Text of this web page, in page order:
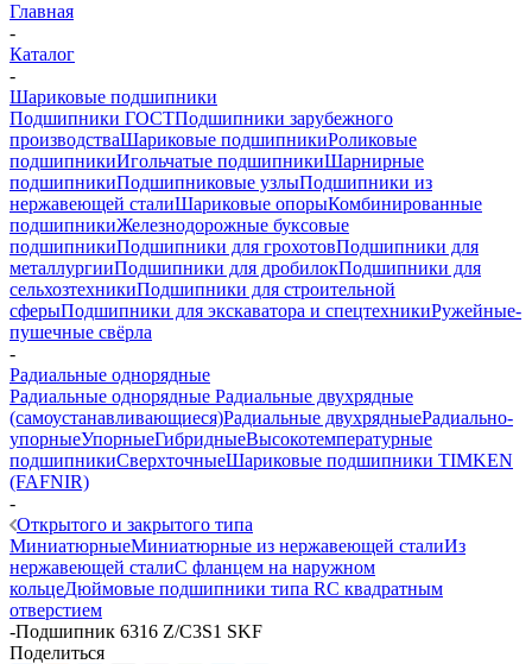
Главная
-
Каталог
-
Шариковые подшипники
Подшипники ГОСТПодшипники зарубежного
производстваШариковые подшипникиРоликовые
подшипникиИгольчатые подшипникиШарнирные
подшипникиПодшипниковые узлыПодшипники из
нержавеющей сталиШариковые опорыКомбинированные
подшипникиЖелезнодорожные буксовые
подшипникиПодшипники для грохотовПодшипники для
металлургииПодшипники для дробилокПодшипники для
сельхозтехникиПодшипники для строительной
сферыПодшипники для экскаватора и спецтехникиРужейные-
пушечные свёрла
-
Радиальные однорядные
Радиальные однорядные Радиальные двухрядные
(самоустанавливающиеся)Радиальные двухрядныеРадиально-
упорныеУпорныеГибридныеВысокотемпературные
подшипникиСверхточныеШариковые подшипники TIMKEN
(FAFNIR)
-
Открытого и закрытого типа
МиниатюрныеМиниатюрные из нержавеющей сталиИз
нержавеющей сталиС фланцем на наружном
кольцеДюймовые подшипники типа RС квадратным
отверстием
-Подшипник 6316 Z/C3S1 SKF
Поделиться